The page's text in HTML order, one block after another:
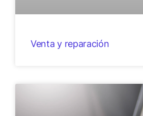
Venta y reparación